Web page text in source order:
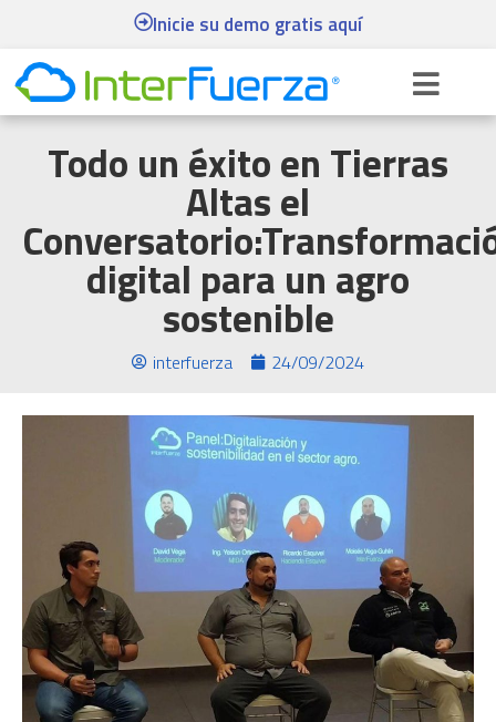
Inicie su demo gratis aquí
Todo un éxito en Tierras
Altas el
digital para un agro
sostenible
interfuerza 24/09/2024